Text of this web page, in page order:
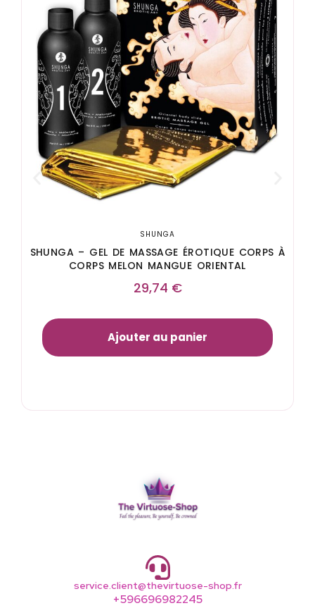
SHUNGA
SHUNGA – GEL DE MASSAGE ÉROTIQUE CORPS À
CORPS MELON MANGUE ORIENTAL
29,74 €
Ajouter au panier
service.client@thevirtuose-shop.fr
+596696982245